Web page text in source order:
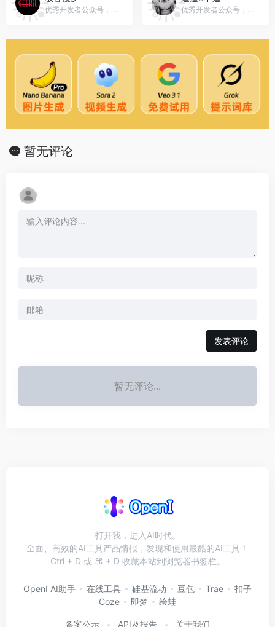
优秀开发者公众号，微信号：geeksouluo 优秀开发者公众号，微信号：wyman0520
暂无评论
发表评论
暂无评论...
打开我，进入AI时代。
全面、高效的AI工具产品情报，发现和使用最酷的AI工具！
Ctrl + D 或 ⌘ + D 收藏本站到浏览器书签栏。
OpenI AI助手 在线工具 硅基流动 豆包 Trae
扣子
Coze
即梦 绘蛙
备案公示 API及报告 关于我们